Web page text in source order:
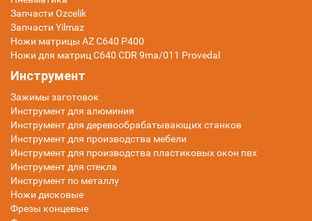
Запчасти Ozcelik
Запчасти Yilmaz
Ножи матрицы AZ C640 P400
Ножи для матриц C640 CDR 9ma/011 Provedal
Инструмент
Зажимы заготовок
Инструмент для алюминия
Инструмент для деревообрабатывающих станков
Инструмент для производства мебели
Инструмент для производства пластиковых окон пвх
Инструмент для стекла
Инструмент по металлу
Ножи дисковые
Фрезы концевые